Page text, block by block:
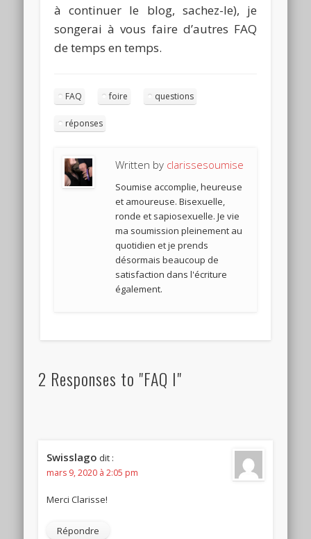
à continuer le blog, sachez-le), je
songerai à vous faire d’autres FAQ
de temps en temps.
FAQ foire questions
réponses
Written by clarissesoumise
Soumise accomplie, heureuse
et amoureuse. Bisexuelle,
ronde et sapiosexuelle. Je vie
ma soumission pleinement au
quotidien et je prends
désormais beaucoup de
satisfaction dans l'écriture
également.
2 Responses to "FAQ I"
Swisslago dit :
mars 9, 2020 à 2:05 pm
Merci Clarisse!
Répondre